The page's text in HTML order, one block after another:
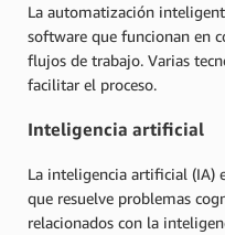
La automatización
software que funcionan en
flujos de trabajo. Varias
facilitar el proceso.
Inteligencia artificial
La inteligencia artificial (IA)
que resuelve problemas
relacionados con la